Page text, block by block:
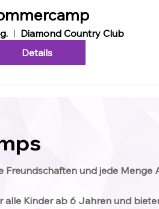
Freundschaften und jede Menge
alle Kinder ab 6 Jahren und
Diamond Country Club
Details